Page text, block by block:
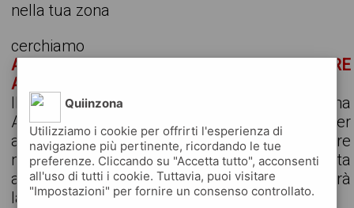
nella tua zona
cerchiamo
ADDETTO/A ALLA LOGISTICA - SETTORE
AUTOMAZIONE
IN JOB Career Center di Mestre seleziona
Addetto/a alla logistica - Automazione per
azienda cliente operante nel settore
metalmeccanico La risorsa sarà inserita
all'interno dell'area logistica e produzione e avrà
la responsabilità di ...
Quiinzona
Utilizziamo i cookie per offrirti l'esperienza di
navigazione più pertinente, ricordando le tue
preferenze. Cliccando su "Accetta tutto", acconsenti
all'uso di tutti i cookie. Tuttavia, puoi visitare
"Impostazioni" per fornire un consenso controllato.